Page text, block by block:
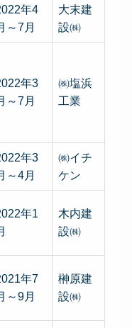
年4
～7月
大末建
設㈱
年3
～7月
㈱塩浜
工業
年3
～4月
㈱イチ
ケン
年1
木内建
設㈱
年7
～9月
榊原建
設㈱